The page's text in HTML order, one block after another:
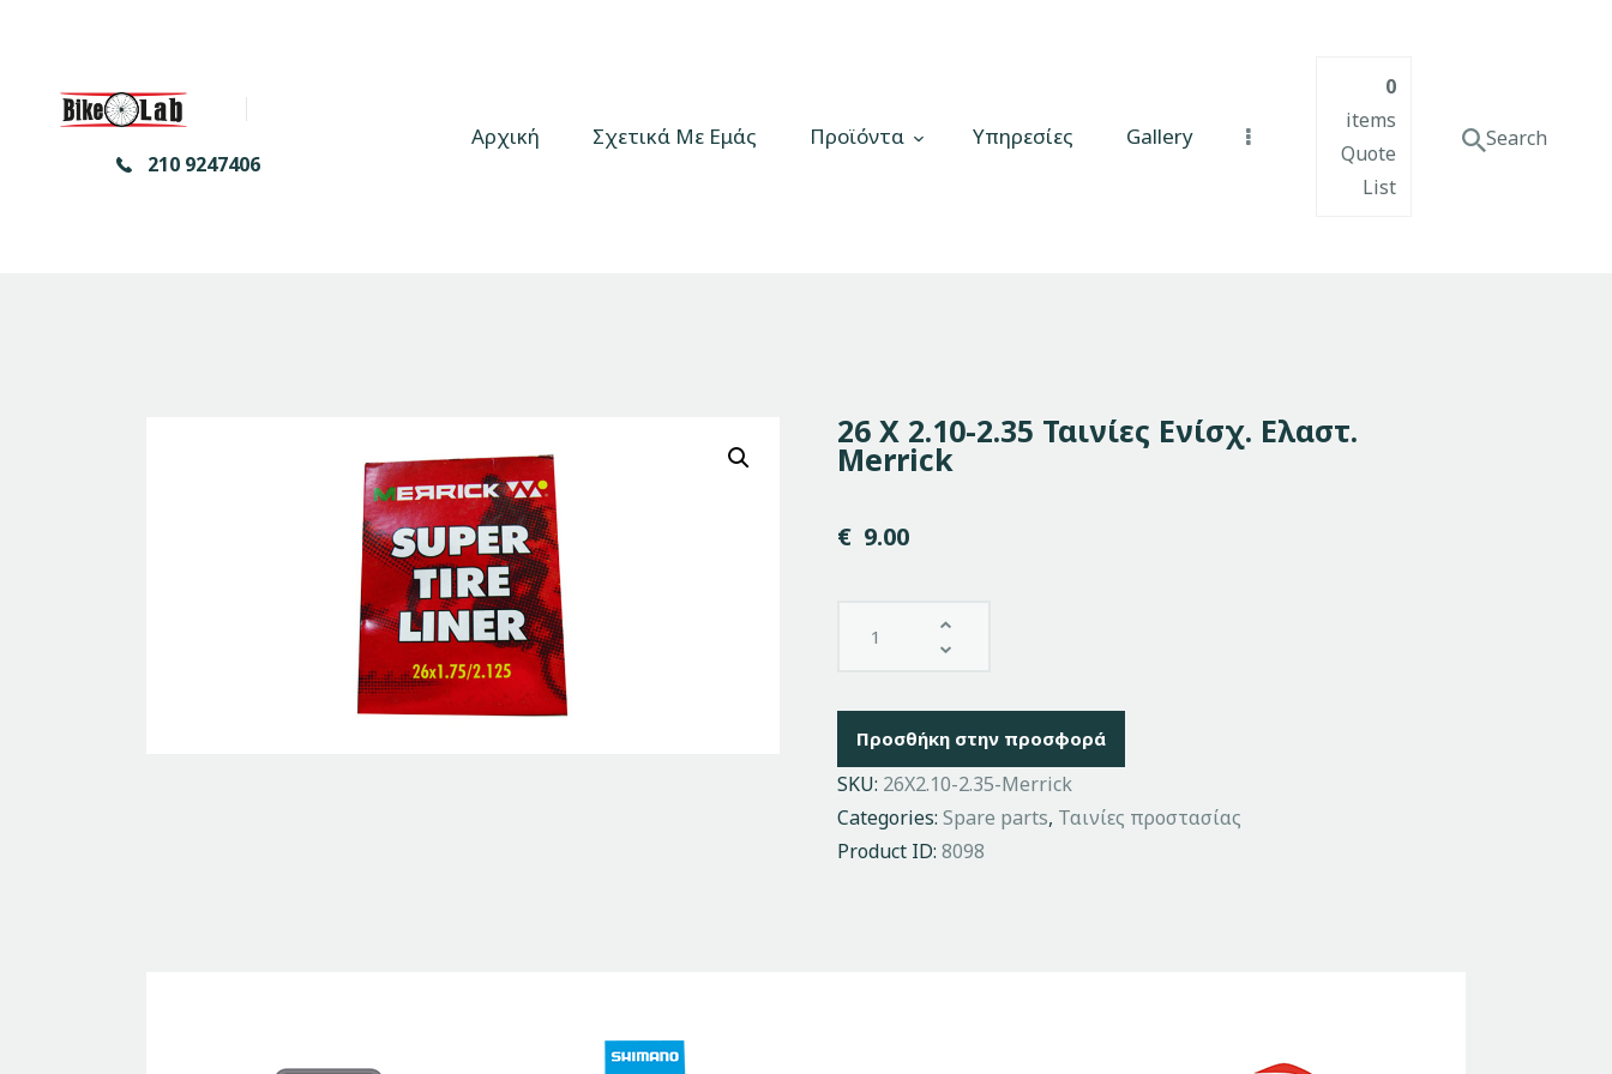
210 9247406
Αρχική Σχετικά Με Εμάς Προϊόντα Υπηρεσίες Gallery
0
items
Quote
List
Bike Shop & Repair | Εργαστήριο Ποδηλάτων
Προϊόντα
26 Χ 2.10-2.35 Ταινίες Ενίσχ. Ελαστ.
Merrick
€ 9.00
Προσθήκη στην προσφορά
SKU: 26Χ2.10-2.35-Merrick
Categories: Spare parts, Ταινίες προστασίας
Product ID: 8098